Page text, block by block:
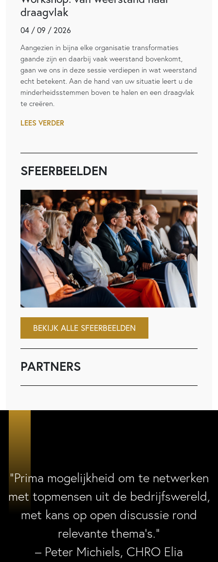
draagvlak
04 / 09 / 2026
Aangezien in bijna elke organisatie transformaties
gaande zijn en daarbij vaak weerstand bovenkomt,
gaan we ons in deze sessie verdiepen in wat weerstand
echt betekent. Aan de hand van uw situatie leert u de
minderheidsstemmen boven te halen en een draagvlak
te creëren.
LEES VERDER
SFEERBEELDEN
BEKIJK ALLE SFEERBEELDEN
PARTNERS
“Prima mogelijkheid om te netwerken
met topmensen uit de bedrijfswereld,
met kans op open discussie rond
relevante thema’s.”
– Peter Michiels, CHRO Elia